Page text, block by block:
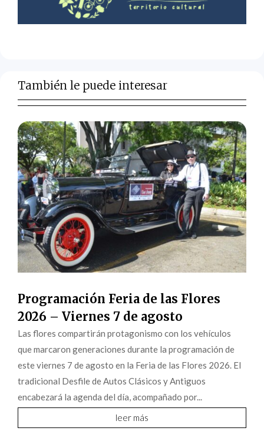
También le puede interesar
Programación Feria de las Flores
2026 – Viernes 7 de agosto
Las flores compartirán protagonismo con los vehículos
que marcaron generaciones durante la programación de
este viernes 7 de agosto en la Feria de las Flores 2026. El
tradicional Desfile de Autos Clásicos y Antiguos
encabezará la agenda del día, acompañado por...
leer más